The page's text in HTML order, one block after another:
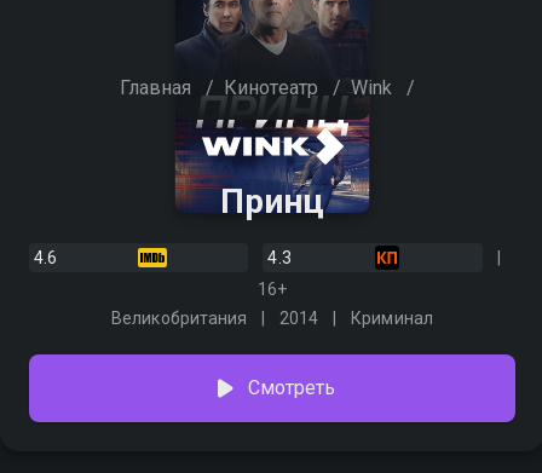
Главная / Кинотеатр / Wink /
Принц
4.6
4.3
16+
Великобритания
2014 Криминал
Смотреть